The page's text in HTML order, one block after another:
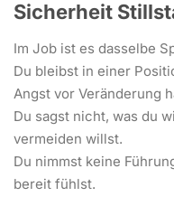
Sicherheit
Im Job ist es dasselbe
Du bleibst in einer
Angst vor Veränderung
Du sagst nicht, was du
vermeiden willst.
Du nimmst keine
bereit fühlst.